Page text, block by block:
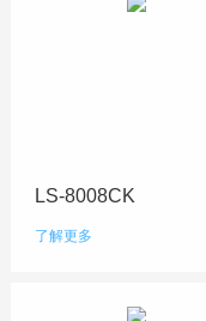
LS-8008CK
了解更多